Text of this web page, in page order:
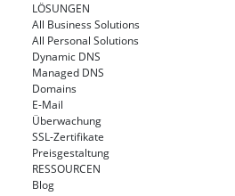
LÖSUNGEN
All Business Solutions
All Personal Solutions
Dynamic DNS
Managed DNS
Domains
E-Mail
Überwachung
SSL-Zertifikate
Preisgestaltung
RESSOURCEN
Blog